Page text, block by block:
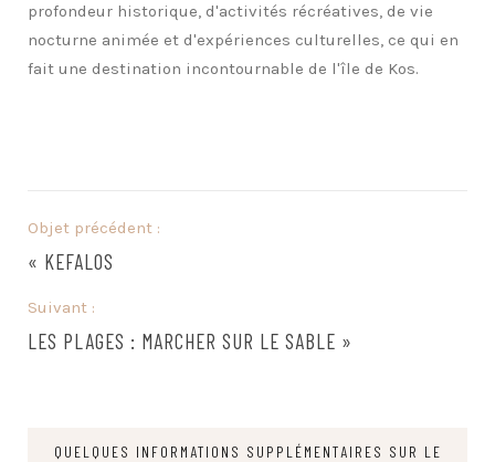
profondeur historique, d'activités récréatives, de vie
nocturne animée et d'expériences culturelles, ce qui en
fait une destination incontournable de l'île de Kos.
Objet précédent :
« KEFALOS
Suivant :
LES PLAGES : MARCHER SUR LE SABLE »
QUELQUES INFORMATIONS SUPPLÉMENTAIRES SUR LE